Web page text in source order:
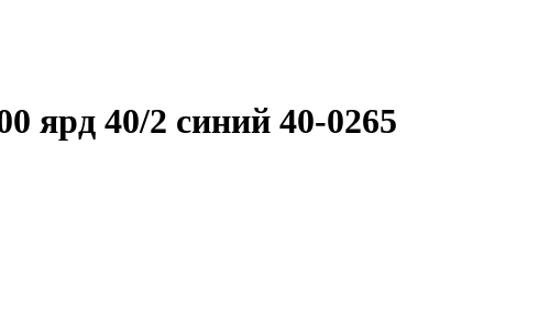
40/2 синий 40-0265